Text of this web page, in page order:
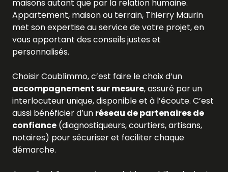
maisons autant que par la relation humaine.
Appartement, maison ou terrain, Thierry Maurin
met son expertise au service de votre projet, en
vous apportant des conseils justes et
personnalisés.
Choisir Coublimmo, c’est faire le choix d’un
accompagnement sur mesure, assuré par un
interlocuteur unique, disponible et à l’écoute. C’est
aussi bénéficier d’un réseau de partenaires de
confiance (diagnostiqueurs, courtiers, artisans,
notaires) pour sécuriser et faciliter chaque
démarche.